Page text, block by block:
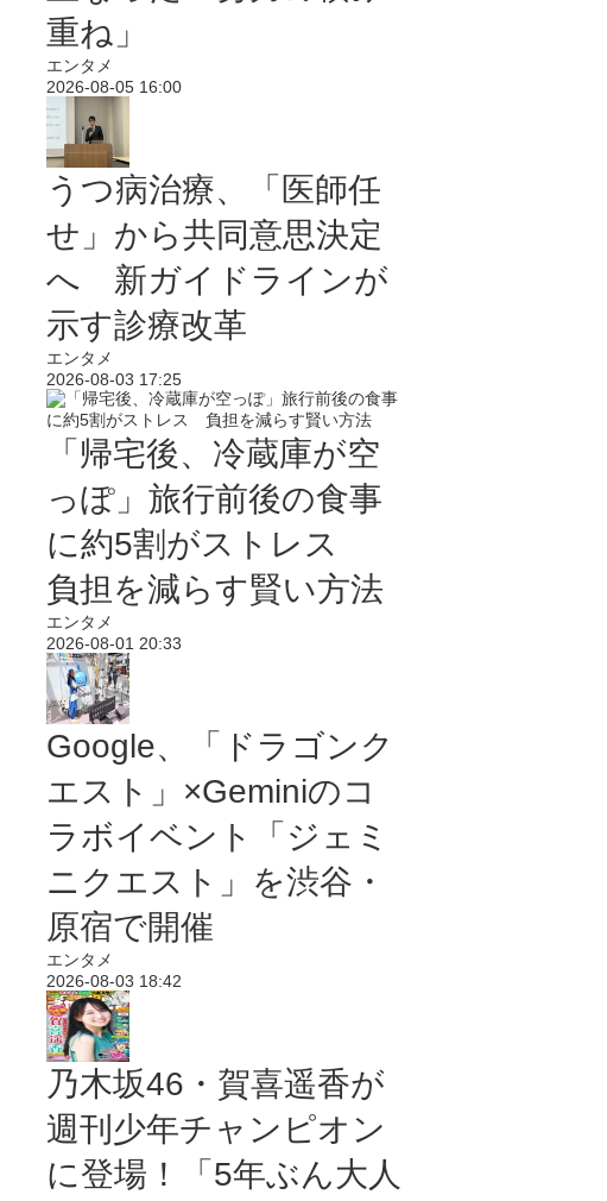
重ね」
エンタメ
2026-08-05 16:00
うつ病治療、「医師任
せ」から共同意思決定
へ 新ガイドラインが
示す診療改革
エンタメ
2026-08-03 17:25
「帰宅後、冷蔵庫が空
っぽ」旅行前後の食事
に約5割がストレス
負担を減らす賢い方法
エンタメ
2026-08-01 20:33
Google、「ドラゴンク
エスト」×Geminiのコ
ラボイベント「ジェミ
ニクエスト」を渋谷・
原宿で開催
エンタメ
2026-08-03 18:42
乃木坂46・賀喜遥香が
週刊少年チャンピオン
に登場！「5年ぶん大人